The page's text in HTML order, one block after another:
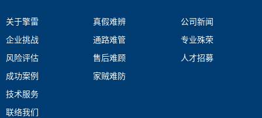
关于擎雷
企业挑战
风险评估
成功案例
技术服务
联络我们
真假难辨
通路难管
售后难顾
家贼难防
公司新闻
专业殊荣
人才招募